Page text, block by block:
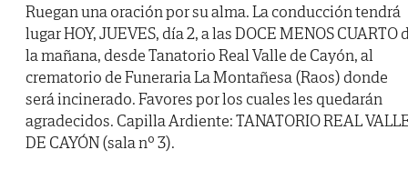
Ruegan una oración por su alma. La conducción tendrá
lugar HOY, JUEVES, día 2, a las DOCE MENOS CUARTO
la mañana, desde Tanatorio Real Valle de Cayón, al
crematorio de Funeraria La Montañesa (Raos) donde
será incinerado. Favores por los cuales les quedarán
agradecidos. Capilla Ardiente: TANATORIO REAL
DE CAYÓN (sala nº 3).